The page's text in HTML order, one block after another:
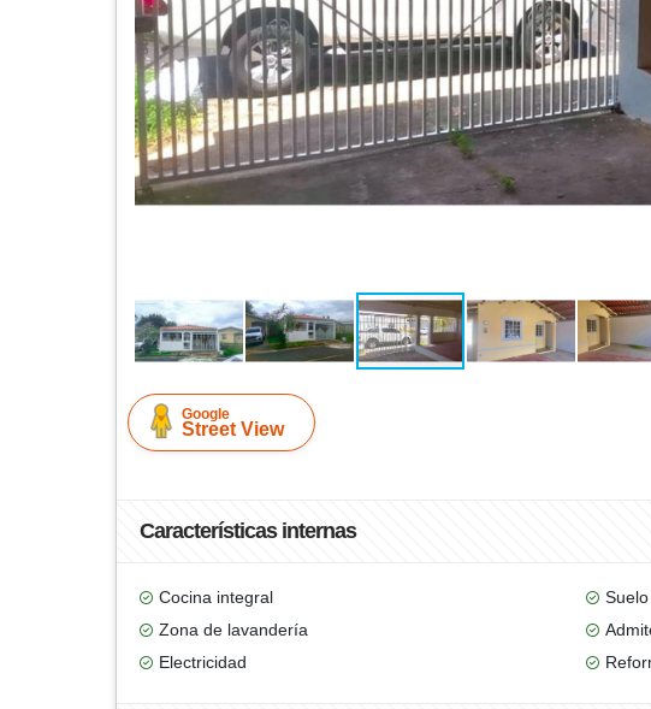
Google
Street View
Características internas
Cocina integral
Zona de lavandería
Electricidad